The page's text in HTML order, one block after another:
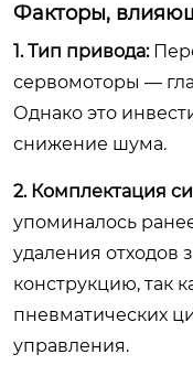
Факторы,
1. Тип привода:
сервомоторы —
Однако это
снижение шума.
2. Комплектация
упоминалось
удаления отходов
конструкцию, так
пневматических
управления.